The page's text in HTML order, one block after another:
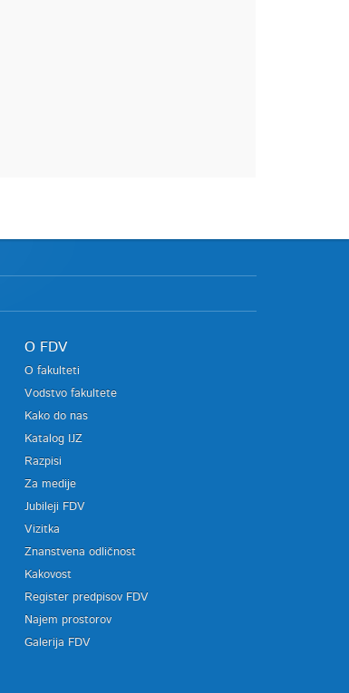
O FDV
O fakulteti
Vodstvo fakultete
Kako do nas
Katalog IJZ
Razpisi
Za medije
Jubileji FDV
Vizitka
Znanstvena odličnost
Kakovost
Register predpisov FDV
Najem prostorov
Galerija FDV